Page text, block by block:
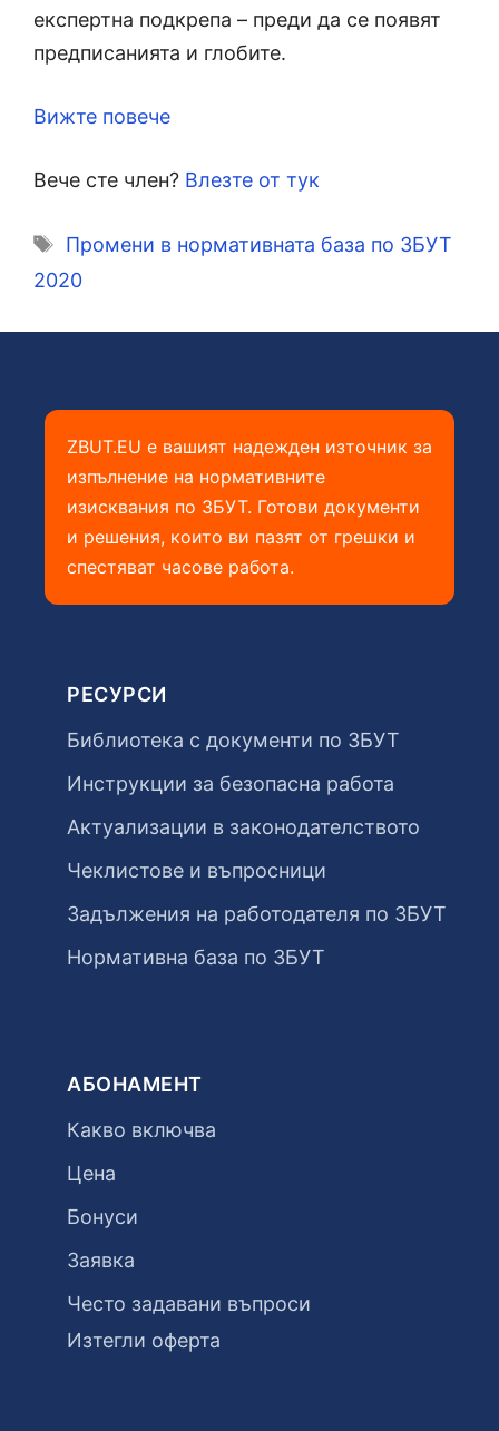
експертна подкрепа – преди да се появят
предписанията и глобите.
Вижте повече
Вече сте член? Влезте от тук
Етикети
Промени в нормативната база по ЗБУТ
2020
ZBUT.EU е вашият надежден източник за
изпълнение на нормативните
изисквания по ЗБУТ. Готови документи
и решения, които ви пазят от грешки и
спестяват часове работа.
РЕСУРСИ
Библиотека с документи по ЗБУТ
Инструкции за безопасна работа
Актуализации в законодателството
Чеклистове и въпросници
Задължения на работодателя по ЗБУТ
Нормативна база по ЗБУТ
АБОНАМЕНТ
Какво включва
Цена
Бонуси
Заявка
Често задавани въпроси
Изтегли оферта